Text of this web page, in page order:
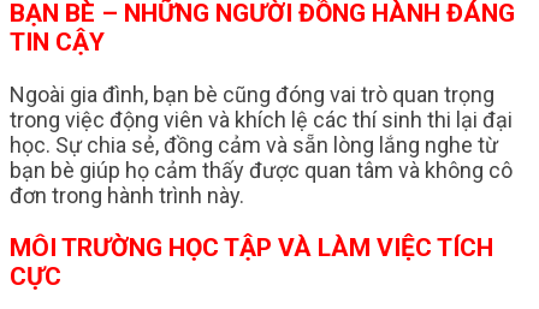
BẠN BÈ – NHỮNG NGƯỜI ĐỒNG HÀNH ĐÁNG
TIN CẬY
Ngoài gia đình, bạn bè cũng đóng vai trò quan trọng
trong việc động viên và khích lệ các thí sinh thi lại đại
học. Sự chia sẻ, đồng cảm và sẵn lòng lắng nghe từ
bạn bè giúp họ cảm thấy được quan tâm và không cô
đơn trong hành trình này.
MÔI TRƯỜNG HỌC TẬP VÀ LÀM VIỆC TÍCH
CỰC